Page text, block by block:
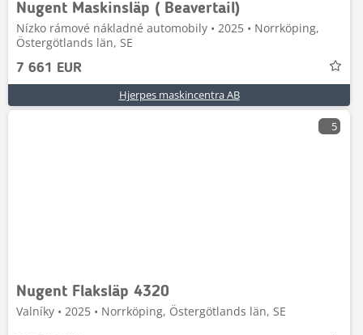
Nugent Maskinsläp ( Beavertail)
Nízko rámové nákladné automobily • 2025 • Norrköping,
Östergötlands län, SE
7 661 EUR
Hjerpes maskincentra AB
5
Nugent Flaksläp 4320
Valníky • 2025 • Norrköping, Östergötlands län, SE